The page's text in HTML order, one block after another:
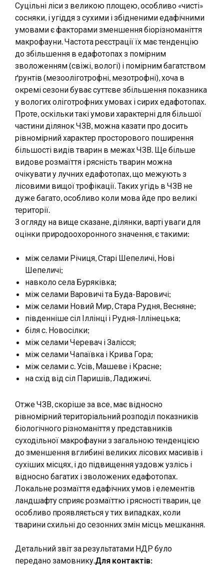
Суцільні ліси з великою площею, особливо «чисті»
сосняки, і угіддя з сухими і збідненими едафічними
умовами є факторами зменшення біорізноманіття
макрофауни. Частота реєстрації їх має тенденцію
до збільшення в едафотопах з помірним
зволоженням (свіжі, вологі) і помірним багатством
ґрунтів (мезооліготрофні, мезотрофні), хоча в
окремі сезони буває суттєве збільшення показника
у вологих оліготрофних умовах і сирих едафотопах.
Проте, оскільки такі умови характерні для більшої
частини ділянок ЧЗВ, можна казати про досить
рівномірний характер просторового поширення
більшості видів тварин в межах ЧЗВ. Ще більше
видове розмаїття і рясність тварин можна
очікувати у лучних едафотопах, що межують з
лісовими вищої трофікації. Таких угідь в ЧЗВ не
дуже багато, особливо коли мова йде про великі
території.
З огляду на вище сказане, ділянки, варті уваги для
оцінки природоохоронного значення, є такими:
між селами Річиця, Старі Шепеличі, Нові
Шепеличі;
навколо села Буряківка;
між селами Варовичі та Буда-Варовичі;
між селами Новий Мир, Стара Рудня, Весняне;
південніше сіл Іллінці і Рудня-Іллінецька;
біля с. Новосілки;
між селами Черевач і Залісся;
між селами Чапаївка і Крива Гора;
між селами с. Усів, Машеве і Красне;
на схід від сіл Паришів, Ладижичі.
Отже ЧЗВ, скоріше за все, має відносно
рівномірний територіальний розподіл показників
біологічного різноманіття у представників
суходільної макрофауни з загальною тенденцією
до зменшення вглибині великих лісових масивів і
сухіших місцях, і до підвищення уздовж узлісь і
відносно багатих і зволожених едафотопах.
Локальне розмаїття едафічних умов і елементів
ландшафту сприяє розмаїттю і рясності тварин, це
особливо проявляється у тих випадках, коли
тварини схильні до сезонних змін місць мешкання.
Детальний звіт за результатами НДР було
передано замовнику.Для контактів: